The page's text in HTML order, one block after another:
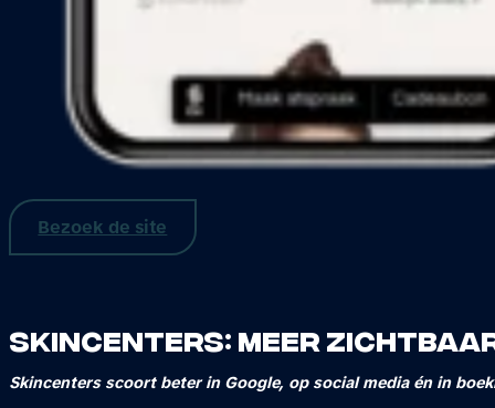
Bezoek de site
Skincenters: Meer
Skincenters scoort beter in Google, op social media én in